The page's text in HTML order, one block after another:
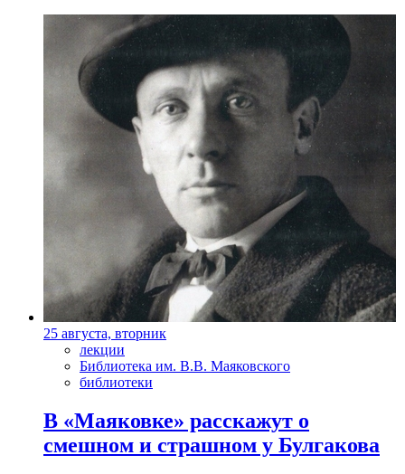
25 августа, вторник
лекции
Библиотека им. В.В. Маяковского
библиотеки
В «Маяковке» расскажут о
смешном и страшном у Булгакова